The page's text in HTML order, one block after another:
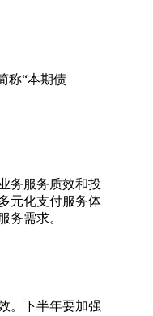
称“本期债
务服务质效和投
元化支付服务体
务需求。
。下半年要加强